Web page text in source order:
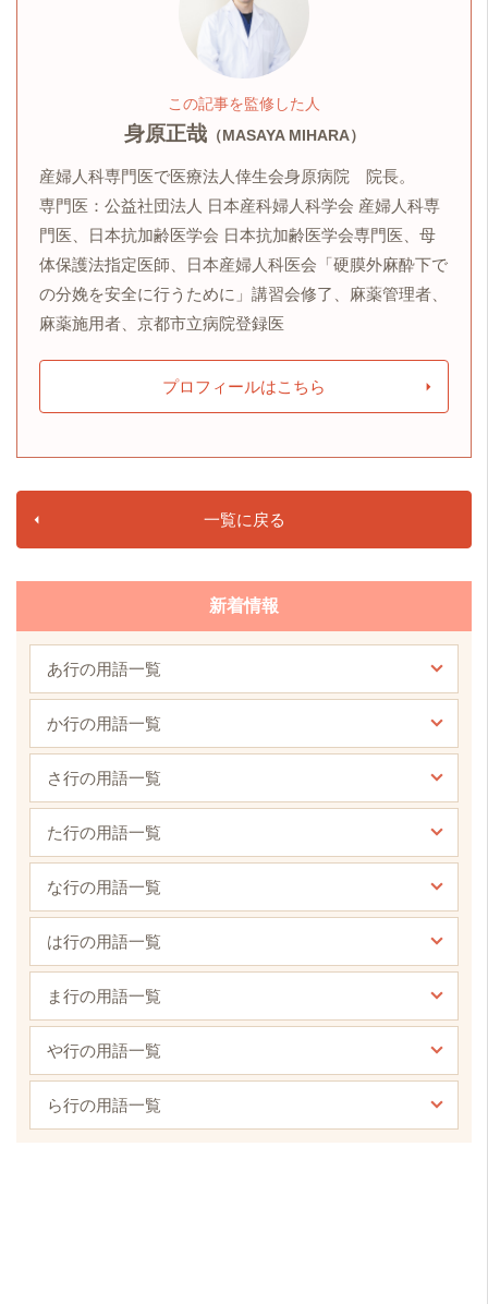
この記事を監修した人
身原正哉（MASAYA MIHARA）
産婦人科専門医で医療法人倖生会身原病院 院長。
専門医：公益社団法人 日本産科婦人科学会 産婦人科専
門医、日本抗加齢医学会 日本抗加齢医学会専門医、母
体保護法指定医師、日本産婦人科医会「硬膜外麻酔下で
の分娩を安全に行うために」講習会修了、麻薬管理者、
麻薬施用者、京都市立病院登録医
プロフィールはこちら
一覧に戻る
新着情報
あ行の用語一覧
か行の用語一覧
さ行の用語一覧
た行の用語一覧
な行の用語一覧
は行の用語一覧
ま行の用語一覧
や行の用語一覧
ら行の用語一覧